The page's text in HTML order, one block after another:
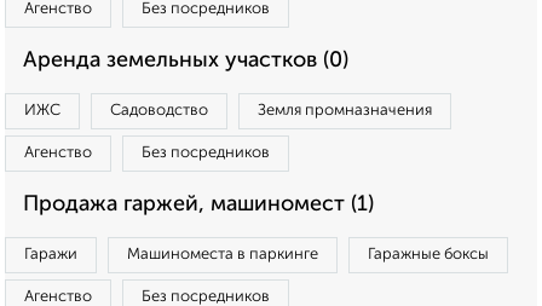
Агенство Без посредников
Аренда земельных участков (0)
ИЖС Садоводство Земля промназначения
Агенство Без посредников
Продажа гаржей, машиномест (1)
Гаражи Машиноместа в паркинге Гаражные боксы
Агенство Без посредников